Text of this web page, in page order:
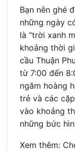
Bạn nên ghé
những ngày
là “trời xanh
khoảng thời
cầu Thuận
từ 7:00 đến
ngắm hoàng
trẻ và các
vào khoảng
những bức
Xem thêm: